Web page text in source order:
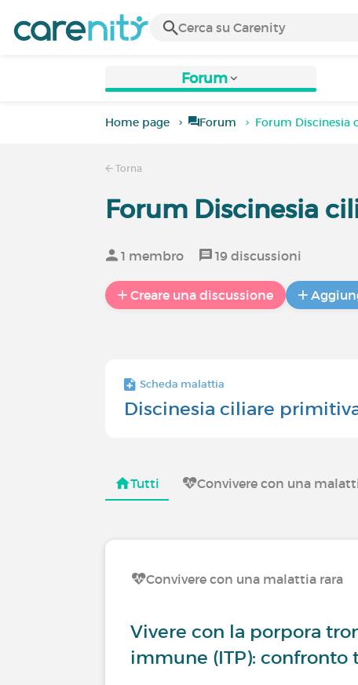
Forum
Home page Forum Forum Discinesia
Torna
Forum Discinesia
1 membro 19 discussioni
Creare una discussione
Scheda malattia
Discinesia ciliare
Tutti Convivere con una
Convivere con una malattia rara
Vivere con la porpora
immune (ITP): confronto